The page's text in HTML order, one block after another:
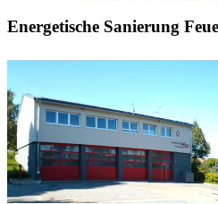
Energetische Sanierung